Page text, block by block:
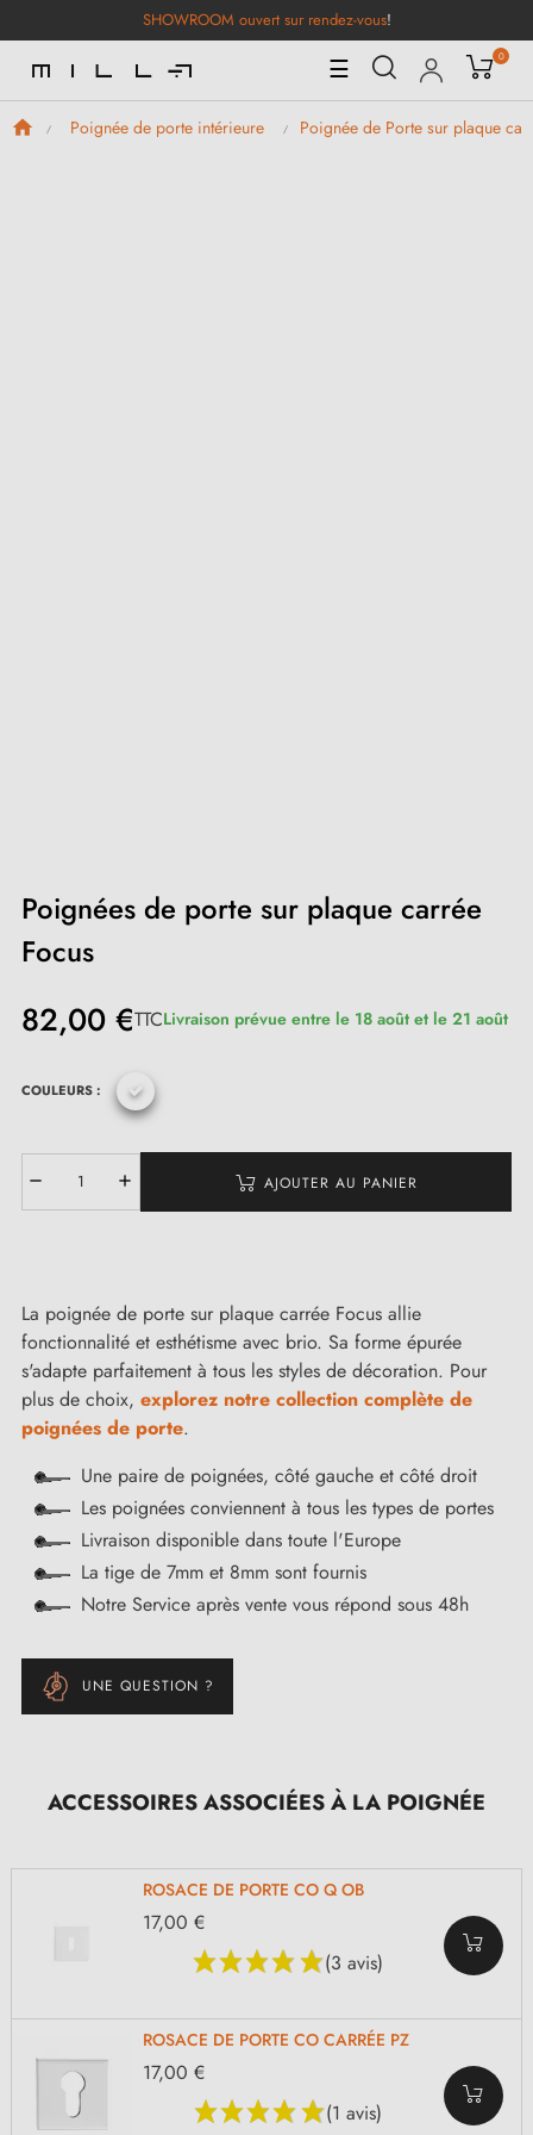
SHOWROOM ouvert sur rendez-vous!
Basculer
la
navigation
☰ 0
Poignée de porte intérieure Poignée de Porte sur plaque
Poignées de porte sur plaque carrée
Focus
82,00 €TTCLivraison prévue entre le 18 août et le 21 août
COULEURS :
AJOUTER AU PANIER
La poignée de porte sur plaque carrée Focus allie
fonctionnalité et esthétisme avec brio. Sa forme épurée
s'adapte parfaitement à tous les styles de décoration. Pour
plus de choix, explorez notre collection complète de
poignées de porte.
Une paire de poignées, côté gauche et côté droit
Les poignées conviennent à tous les types de portes
Livraison disponible dans toute l'Europe
La tige de 7mm et 8mm sont fournis
Notre Service après vente vous répond sous 48h
UNE QUESTION ?
ACCESSOIRES ASSOCIÉES À LA POIGNÉE
ROSACE DE PORTE CO Q OB
(3 avis)
17,00 €
ROSACE DE PORTE CO CARRÉE PZ
(1 avis)
17,00 €